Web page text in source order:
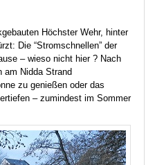
Höchster Wehr, hinter
Die “Stromschnellen” der
– wieso nicht hier ? Nach
Nidda Strand
zu genießen oder das
– zumindest im Sommer